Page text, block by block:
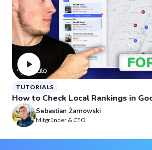
TUTORIALS
How to Check Local Rankings in
Sebastian Żarnowski
Mitgründer & CEO